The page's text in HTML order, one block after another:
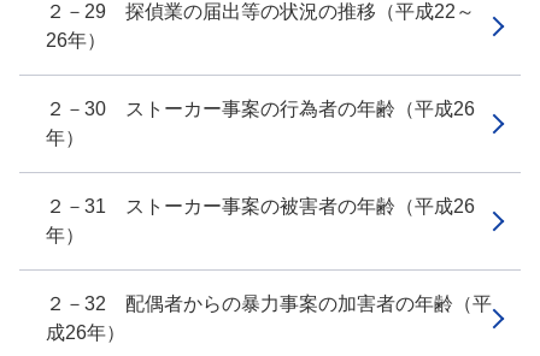
２－29 探偵業の届出等の状況の推移（平成22～
26年）
２－30 ストーカー事案の行為者の年齢（平成26
年）
２－31 ストーカー事案の被害者の年齢（平成26
年）
２－32 配偶者からの暴力事案の加害者の年齢（平
成26年）